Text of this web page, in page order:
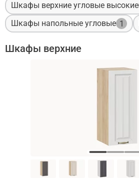
Шкафы верхние угловые высокие
Шкафы напольные угловые 1
Шкафы верхние